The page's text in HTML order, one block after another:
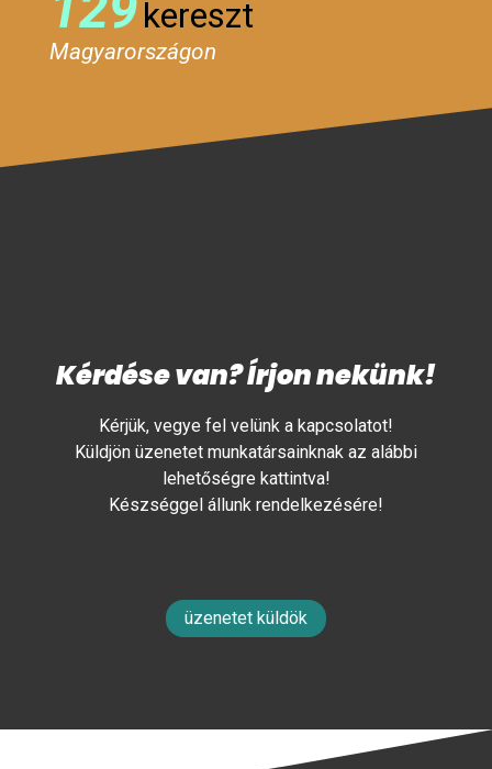
kereszt
Magyarországon
Kérdése van? Írjon nekünk!
Kérjük, vegye fel velünk a kapcsolatot!
Küldjön üzenetet munkatársainknak az alábbi
lehetőségre kattintva!
Készséggel állunk rendelkezésére!
üzenetet küldök